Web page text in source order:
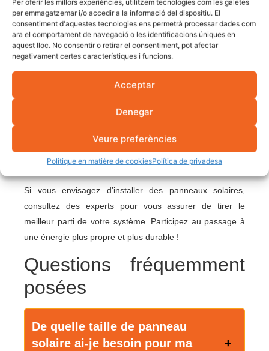
Per oferir les millors experiències, utilitzem tecnologies com les galetes
per emmagatzemar i/o accedir a la informació del dispositiu. El
consentiment d'aquestes tecnologies ens permetrà processar dades com
ara el comportament de navegació o les identificacions úniques en
aquest lloc. No consentir o retirar el consentiment, pot afectar
negativament certes característiques i funcions.
Acceptar
Denegar
Veure preferències
Politique en matière de cookiesPolítica de privadesa
décret royal 244/2019en Espagne, qui réglemente
l’autoconsommation et élimine l’ancienne « taxe sur le
soleil ». Cela facilite l’intégration des systèmes solaires et
permet l’autoconsommation collective.
Les panneaux solaires représentent une solution durable,
besoins énergétiques de demain. Qu’il s’agisse
d’applications domestiques ou de projets à grande
échelle, leur polyvalence en fait un investissement clé
pour réduire les coûts et protéger l’environnement.
Si vous envisagez d’installer des panneaux solaires,
consultez des experts pour vous assurer de tirer le
meilleur parti de votre système. Participez au passage à
une énergie plus propre et plus durable !
Questions fréquemment
posées
De quelle taille de panneau
solaire ai-je besoin pour ma